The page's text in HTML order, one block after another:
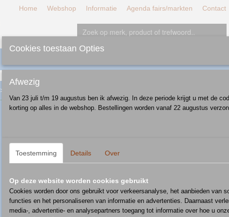
Home Webshop Informatie Agenda fairs/markten Contact
> algemeen
Cookies toestaan Opties
Afwezig
Van 23 juli t/m 19 augustus ben ik afwezig. In deze periode krijgt u met de
korting op alles in de webshop. Bestellingen worden vanaf 22 augustus
Toestemming Details Over
Op deze website worden cookies gebruikt
Cookies worden door ons gebruikt voor verkeersanalyse, het aanbieden van
functies en het personaliseren van informatie en advertenties. Daarnaast
media-, advertentie- en analysepartners toegang tot informatie over hoe u